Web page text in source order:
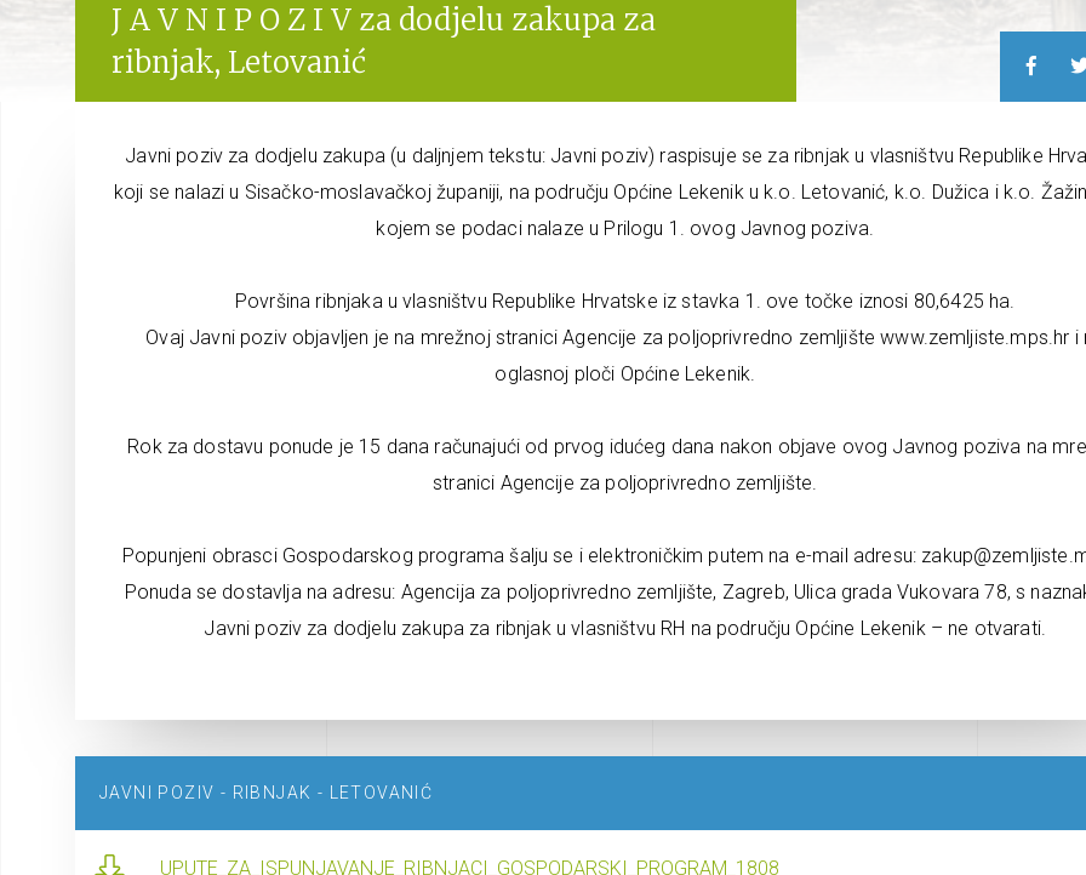
J A V N I P O Z I V za dodjelu zakupa za
ribnjak, Letovanić
Javni poziv za dodjelu zakupa (u daljnjem tekstu: Javni poziv) raspisuje se za ribnjak u vlasništvu Republike
koji se nalazi u Sisačko-moslavačkoj županiji, na području Općine Lekenik u k.o. Letovanić, k.o. Dužica i k.o.
kojem se podaci nalaze u Prilogu 1. ovog Javnog poziva.
Površina ribnjaka u vlasništvu Republike Hrvatske iz stavka 1. ove točke iznosi 80,6425 ha.
Ovaj Javni poziv objavljen je na mrežnoj stranici Agencije za poljoprivredno zemljište www.zemljiste.mps.hr i
oglasnoj ploči Općine Lekenik.
Rok za dostavu ponude je 15 dana računajući od prvog idućeg dana nakon objave ovog Javnog poziva na
stranici Agencije za poljoprivredno zemljište.
Popunjeni obrasci Gospodarskog programa šalju se i elektroničkim putem na e-mail adresu:
Ponuda se dostavlja na adresu: Agencija za poljoprivredno zemljište, Zagreb, Ulica grada Vukovara 78, s
Javni poziv za dodjelu zakupa za ribnjak u vlasništvu RH na području Općine Lekenik – ne otvarati.
JAVNI POZIV - RIBNJAK - LETOVANIĆ
UPUTE_ZA_ISPUNJAVANJE_RIBNJACI_GOSPODARSKI_PROGRAM_1808